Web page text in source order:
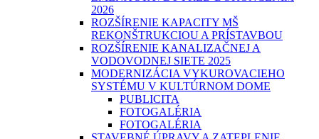
2026
ROZŠÍRENIE KAPACITY MŠ
REKONŠTRUKCIOU A PRÍSTAVBOU
ROZŠÍRENIE KANALIZAČNEJ A
VODOVODNEJ SIETE 2025
MODERNIZÁCIA VYKUROVACIEHO
SYSTÉMU V KULTÚRNOM DOME
PUBLICITA
FOTOGALÉRIA
FOTOGALÉRIA